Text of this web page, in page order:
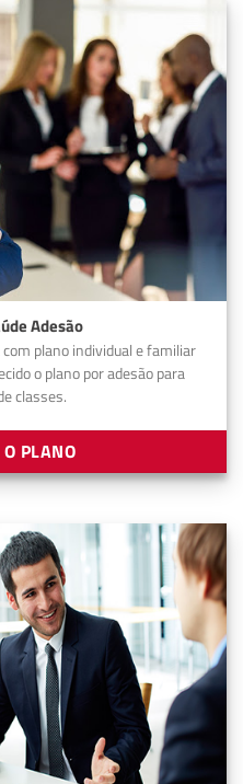
Adesão
plano individual e familiar
o plano por adesão para
classes.
PLANO